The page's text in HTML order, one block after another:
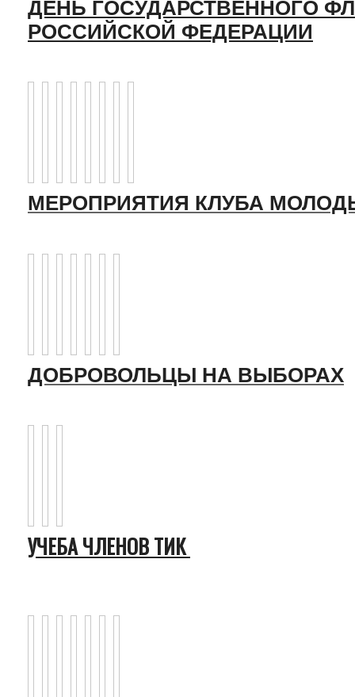
ДЕНЬ ГОСУДАРСТВЕННОГО
РОССИЙСКОЙ ФЕДЕРАЦИИ
МЕРОПРИЯТИЯ КЛУБА
ДОБРОВОЛЬЦЫ НА ВЫБОРАХ
УЧЕБА ЧЛЕНОВ ТИК